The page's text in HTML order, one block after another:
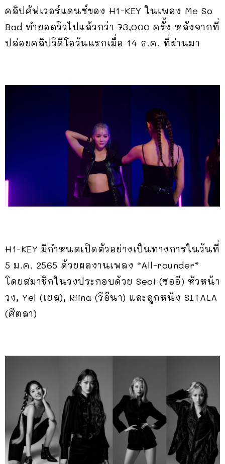
คลิปคัฟเวอร์แดนซ์ของ H1-KEY ในเพลง Me So
Bad ทำยอดวิวไปแล้วกว่า 73,000 ครั้ง หลังจากที่
ปล่อยคลิปวิดีโอวันแรกเมื่อ 14 ธ.ค. ที่ผ่านมา
H1-KEY มีกำหนดเปิดตัวอย่างเป็นทางการในวันที่
5 ม.ค. 2565 ด้วยผลงานเพลง “All-rounder”
โดยสมาชิกในวงประกอบด้วย Seoi (ซออี)​ หัวหน้า
วง, Yel (เยล)​, Riina (รีอีนา)​ และลูกหนัง SITALA
(ศีตลา)​